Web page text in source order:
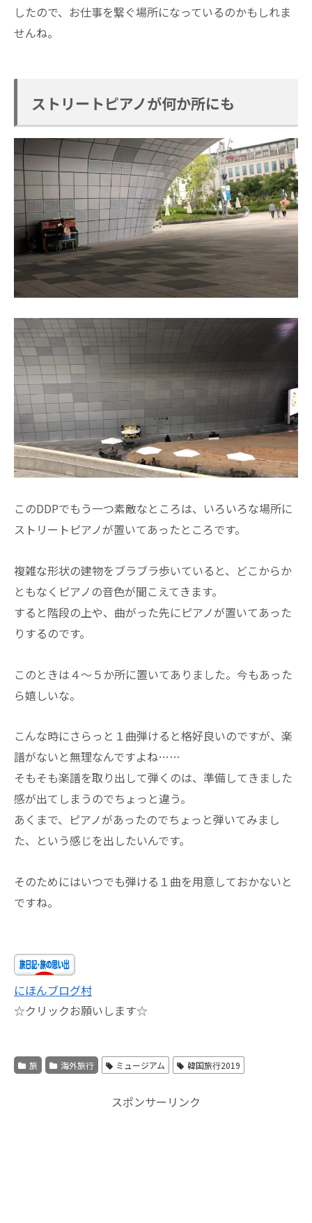
したので、お仕事を繋ぐ場所になっているのかもしれま
せんね。
ストリートピアノが何か所にも
このDDPでもう一つ素敵なところは、いろいろな場所に
ストリートピアノが置いてあったところです。
複雑な形状の建物をブラブラ歩いていると、どこからか
ともなくピアノの音色が聞こえてきます。
すると階段の上や、曲がった先にピアノが置いてあった
りするのです。
このときは４～５か所に置いてありました。今もあった
ら嬉しいな。
こんな時にさらっと１曲弾けると格好良いのですが、楽
譜がないと無理なんですよね……
そもそも楽譜を取り出して弾くのは、準備してきました
感が出てしまうのでちょっと違う。
あくまで、ピアノがあったのでちょっと弾いてみまし
た、という感じを出したいんです。
そのためにはいつでも弾ける１曲を用意しておかないと
ですね。
にほんブログ村
☆クリックお願いします☆
旅 海外旅行 ミュージアム 韓国旅行2019
スポンサーリンク